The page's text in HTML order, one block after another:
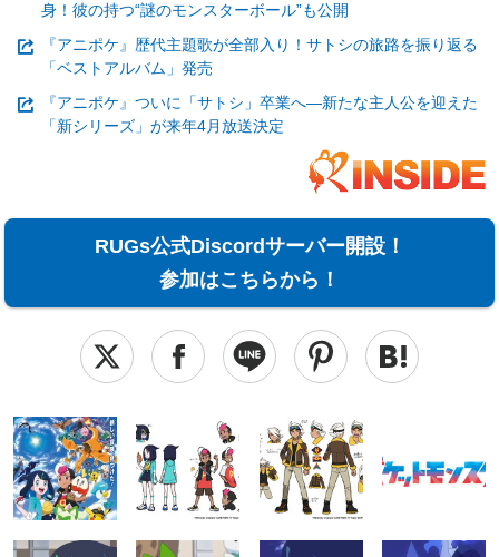
身！彼の持つ“謎のモンスターボール”も公開
『アニポケ』歴代主題歌が全部入り！サトシの旅路を振り返る
「ベストアルバム」発売
『アニポケ』ついに「サトシ」卒業へ―新たな主人公を迎えた
「新シリーズ」が来年4月放送決定
RUGs公式Discordサーバー開設！
参加はこちらから！